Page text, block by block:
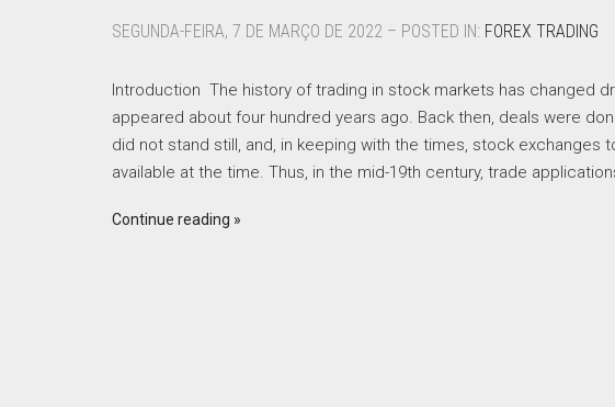
SEGUNDA-FEIRA, 7 DE MARÇO DE 2022 – POSTED IN: FOREX TRADING
Introduction The history of trading in stock markets has changed
appeared about four hundred years ago. Back then, deals were
did not stand still, and, in keeping with the times, stock
available at the time. Thus, in the mid-19th century, trade
Continue reading